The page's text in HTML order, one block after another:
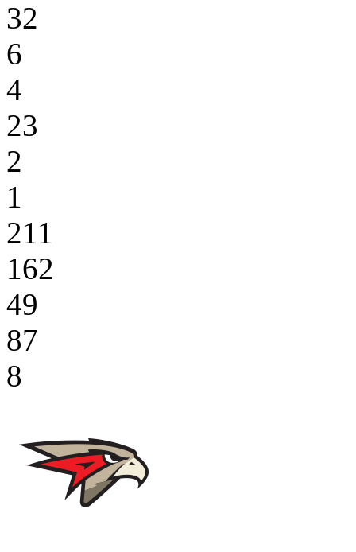
32
6
4
23
2
1
211
162
49
87
8